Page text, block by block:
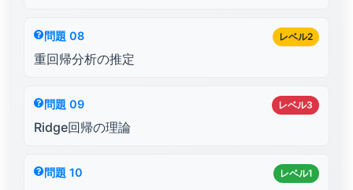
レベル2
問題 08
重回帰分析の推定
レベル3
問題 09
Ridge回帰の理論
レベル1
問題 10